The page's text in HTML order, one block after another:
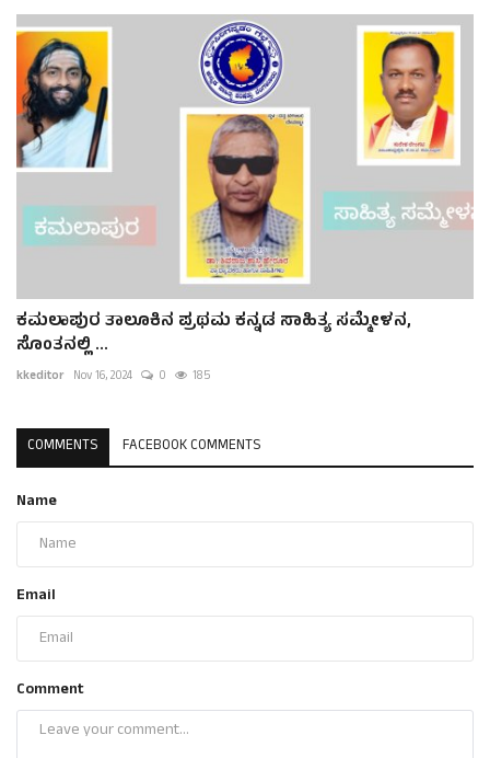
ಕಮಲಾಪುರ ತಾಲೂಕಿನ ಪ್ರಥಮ ಕನ್ನಡ ಸಾಹಿತ್ಯ ಸಮ್ಮೇಳನ,
ಸೊಂತನಲ್ಲಿ ...
kkeditor Nov 16, 2024 0 185
COMMENTS FACEBOOK COMMENTS
Name
Email
Comment